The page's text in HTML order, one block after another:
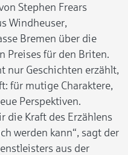
Stephen Frears
Windheuser,
Bremen über die
Preises für den Briten.
nur Geschichten erzählt,
für mutige Charaktere,
Perspektiven.
die Kraft des Erzählens
werden kann“, sagt der
aus der